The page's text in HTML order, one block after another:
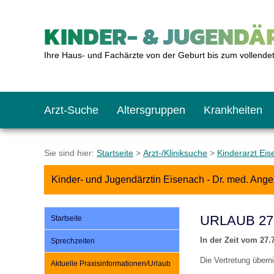
KINDER- &
Ihre Haus- und Fachärzte von der Geburt bis zum
Arzt-Suche Altersgruppen
Das erste Jahr
Krankheiten
Baby: U1 bis U6
Impfkalender
Notrufnummern
Notdienste
BMI-Rechner
Sie sind hier: Startseite > Arzt-/Kliniksuche > Kinderarzt
Kinder- und Jugendärztin Eisenach - Dr. med.
Startseite
Sprechzeiten
Aktuelle Praxisinformationen/Urlaub
URLAUB
In der Zeit vom
Die Vertretung